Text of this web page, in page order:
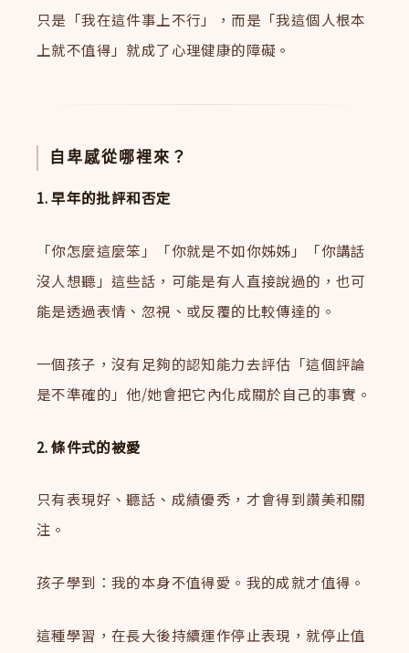
只是「我在這件事上不行」，而是「我這個人根本
上就不值得」就成了心理健康的障礙。
自卑感從哪裡來？
1. 早年的批評和否定
「你怎麼這麼笨」「你就是不如你姊姊」「你講話
沒人想聽」這些話，可能是有人直接說過的，也可
能是透過表情、忽視、或反覆的比較傳達的。
一個孩子，沒有足夠的認知能力去評估「這個評論
是不準確的」他/她會把它內化成關於自己的事實。
2. 條件式的被愛
只有表現好、聽話、成績優秀，才會得到讚美和關
注。
孩子學到：我的本身不值得愛。我的成就才值得。
這種學習，在長大後持續運作停止表現，就停止值